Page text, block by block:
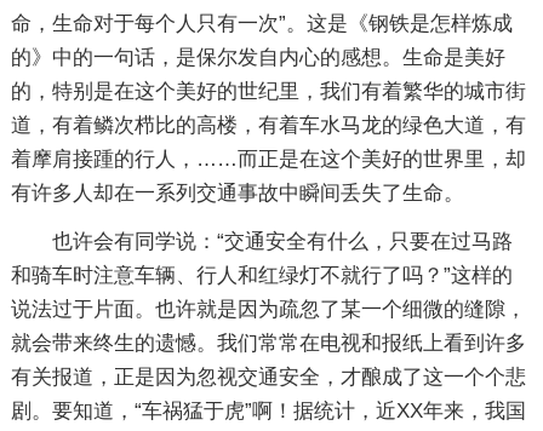
命，生命对于每个人只有一次”。这是《钢铁是怎样炼成
的》中的一句话，是保尔发自内心的感想。生命是美好
的，特别是在这个美好的世纪里，我们有着繁华的城市街
道，有着鳞次栉比的高楼，有着车水马龙的绿色大道，有
着摩肩接踵的行人，……而正是在这个美好的世界里，却
有许多人却在一系列交通事故中瞬间丢失了生命。
也许会有同学说：“交通安全有什么，只要在过马路
和骑车时注意车辆、行人和红绿灯不就行了吗？”这样的
说法过于片面。也许就是因为疏忽了某一个细微的缝隙，
就会带来终生的遗憾。我们常常在电视和报纸上看到许多
有关报道，正是因为忽视交通安全，才酿成了这一个个悲
剧。要知道，“车祸猛于虎”啊！据统计，近XX年来，我国